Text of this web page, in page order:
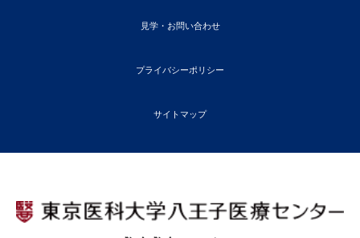
見学・お問い合わせ
プライバシーポリシー
サイトマップ